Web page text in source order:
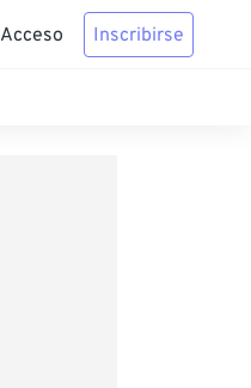
Acceso Inscribirse